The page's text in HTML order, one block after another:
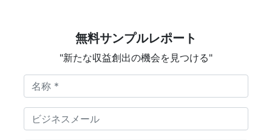
無料サンプルレポート
"新たな収益創出の機会を見つける"